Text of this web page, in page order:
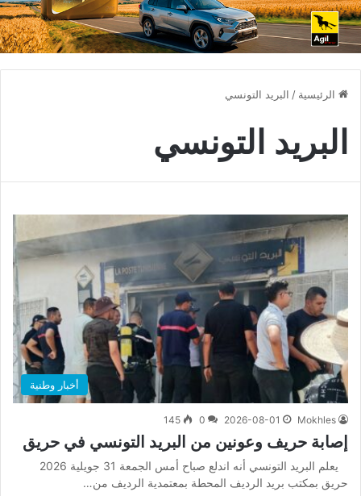
الرئيسية / البريد التونسي
البريد التونسي
أخبار وطنية
Mokhles
2026-08-01
0
145
إصابة حريف وعونين من البريد التونسي في حريق
يعلم البريد التونسي أنه اندلع صباح أمس الجمعة 31 جويلية 2026
حريق بمكتب بريد الرديف المحطة بمعتمدية الرديف من…